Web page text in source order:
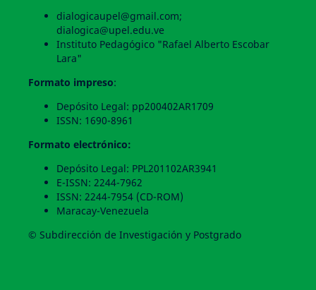
dialogicaupel@gmail.com;
dialogica@upel.edu.ve
Instituto Pedagógico "Rafael Alberto Escobar
Lara"
Formato impreso:
Depósito Legal: pp200402AR1709
ISSN: 1690-8961
Formato electrónico:
Depósito Legal: PPL201102AR3941
E-ISSN: 2244-7962
ISSN: 2244-7954 (CD-ROM)
Maracay-Venezuela
© Subdirección de Investigación y Postgrado